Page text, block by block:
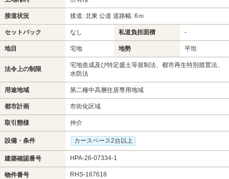
接道状況 接道: 北東 公道 道路幅: 6ｍ
セットバック なし 私道負担面積 -
地目 宅地 地勢 平坦
法令上の制限
宅地造成及び特定盛土等規制法、都市再生特別措置法、
水防法
用途地域 第二種中高層住居専用地域
都市計画 市街化区域
取引態様 仲介
設備・条件 カースペース2台以上
建築確認番号 HPA-26-07334-1
物件番号 RHS-167618